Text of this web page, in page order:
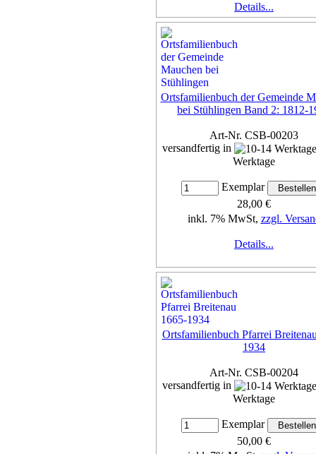
Details...
Ortsfamilienbuch der Gemeinde
bei Stühlingen Band 2: 1812-
Art-Nr. CSB-00203
versandfertig in
Werktage
Exemplar
28,00 €
inkl. 7% MwSt, zzgl.
Details...
Ortsfamilienbuch Pfarrei
1934
Art-Nr. CSB-00204
versandfertig in
Werktage
Exemplar
50,00 €